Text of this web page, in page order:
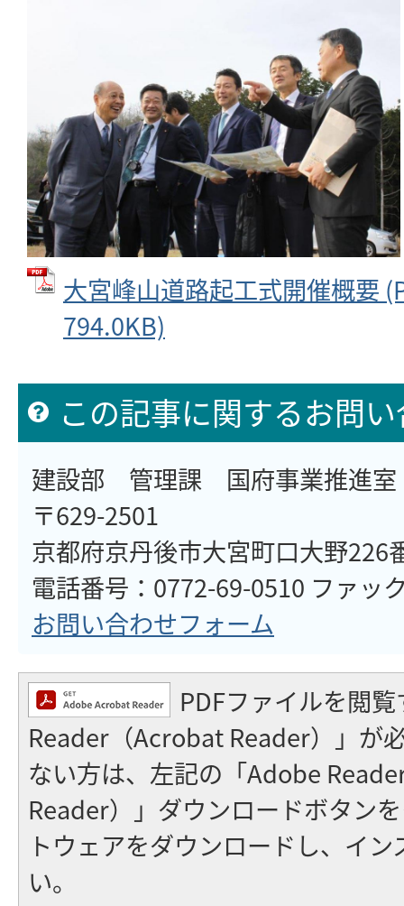
大宮峰山道路起工式開催概要
794.0KB)
この記事に関するお問
建設部 管理課 国府事業推進室
〒629-2501
京都府京丹後市大宮町口大野226
電話番号：0772-69-0510 ファッ
お問い合わせフォーム
PDFファイルを閲
Reader（Acrobat Reader）」が
ない方は、左記の「Adobe
Reader）」ダウンロードボタン
トウェアをダウンロードし、イ
い。